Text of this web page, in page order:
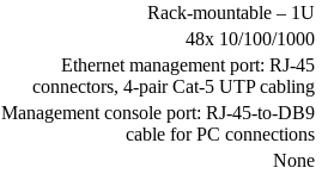
Rack-mountable – 1U
48x 10/100/1000
Ethernet management port: RJ-45
connectors, 4-pair Cat-5 UTP cabling
Management console port: RJ-45-to-DB9
cable for PC connections
None